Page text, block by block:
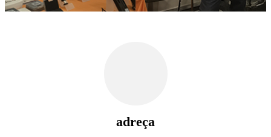
adreça